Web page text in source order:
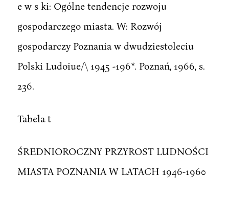
e w s ki: Ogólne tendencje rozwoju
gospodarczego miasta. W: Rozwój
gospodarczy Poznania w dwudziestoleciu
Polski Ludoiue/\ 1945 -196*. Poznań, 1966, s.
236.
Tabela t
ŚREDNIOROCZNY PRZYROST LUDNOŚCI
MIASTA POZNANIA W LATACH 1946-1960